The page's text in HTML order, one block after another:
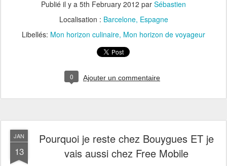
Publié il y a 5th February 2012 par Sébastien
Localisation : Barcelone, Espagne
Libellés: Mon horizon culinaire Mon horizon de voyageur
0 Ajouter un commentaire
JAN
13
Pourquoi je reste chez Bouygues ET je
vais aussi chez Free Mobile